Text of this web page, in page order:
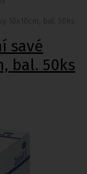
savé
bal. 50ks